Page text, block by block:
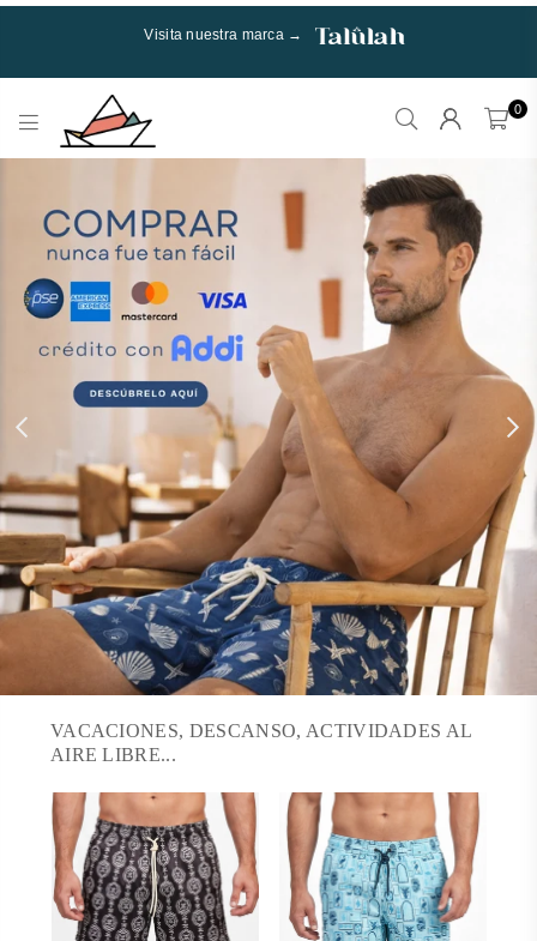
Visita nuestra marca →
Talulah
0
VACACIONES, DESCANSO, ACTIVIDADES AL
AIRE LIBRE...